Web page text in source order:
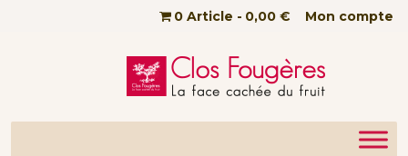
Passer au contenu principal Mon compte
0 Article 0,00 €